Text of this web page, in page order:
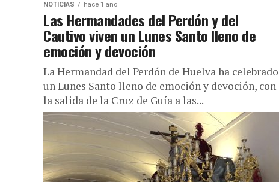
NOTICIAS hace 1 año
Las Hermandades del Perdón y del
Cautivo viven un Lunes Santo lleno de
emoción y devoción
La Hermandad del Perdón de Huelva ha celebrado
un Lunes Santo lleno de emoción y devoción, con
la salida de la Cruz de Guía a las...